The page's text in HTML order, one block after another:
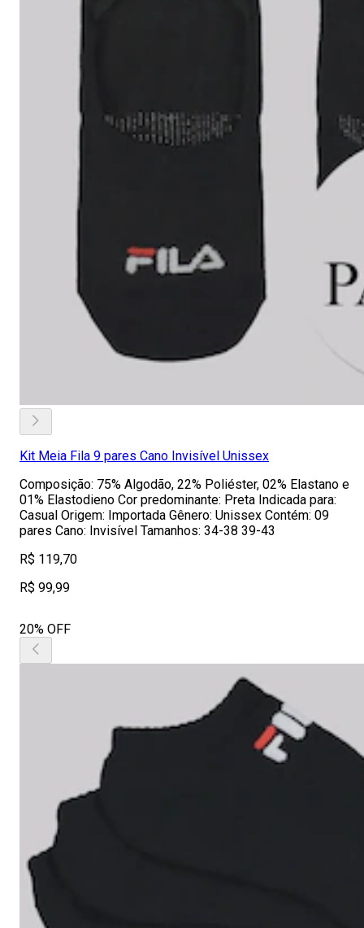
Kit Meia Fila 9 pares Cano Invisível Unissex
Composição: 75% Algodão, 22% Poliéster, 02% Elastano e
01% Elastodieno Cor predominante: Preta Indicada para:
Casual Origem: Importada Gênero: Unissex Contém: 09
pares Cano: Invisível Tamanhos: 34-38 39-43
R$ 119,70
R$ 99,99
20% OFF